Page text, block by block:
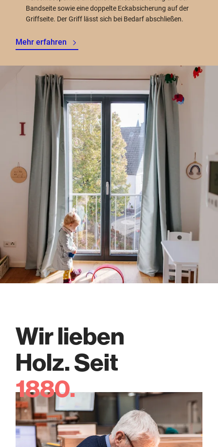
Bandseite sowie eine doppelte Eckabsicherung auf der
Griffseite. Der Griff lässt sich bei Bedarf abschließen.
Mehr erfahren
Wir lieben
Holz. Seit
1880.